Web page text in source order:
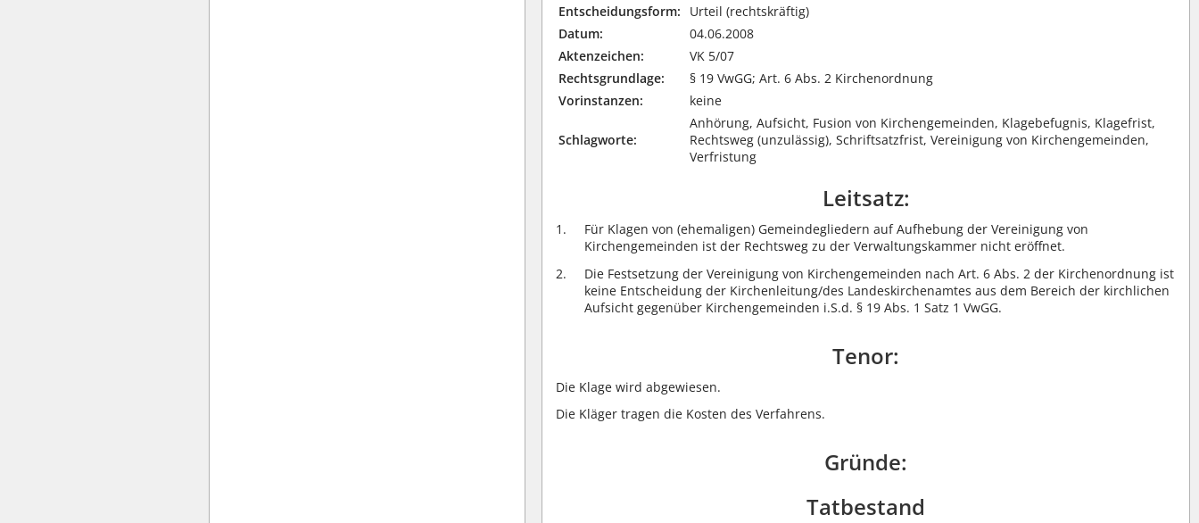
Entscheidungsform:
Urteil (rechtskräftig)
Datum:
04.06.2008
Aktenzeichen:
VK 5/07
Rechtsgrundlage:
§ 19 VwGG; Art. 6 Abs. 2 Kirchenordnung
Vorinstanzen:
keine
Schlagworte:
Anhörung, Aufsicht, Fusion von Kirchengemeinden, Klagebefugnis, Klagefrist,
Rechtsweg (unzulässig), Schriftsatzfrist, Vereinigung von Kirchengemeinden,
Verfristung
Leitsatz:
Für Klagen von (ehemaligen) Gemeindegliedern auf Aufhebung der Vereinigung von
Kirchengemeinden ist der Rechtsweg zu der Verwaltungskammer nicht eröffnet.
Die Festsetzung der Vereinigung von Kirchengemeinden nach Art. 6 Abs. 2 der Kirchenordnung ist
keine Entscheidung der Kirchenleitung/des Landeskirchenamtes aus dem Bereich der kirchlichen
Aufsicht gegenüber Kirchengemeinden i.S.d. § 19 Abs. 1 Satz 1 VwGG.
Tenor:
Die Klage wird abgewiesen.
Die Kläger tragen die Kosten des Verfahrens.
Gründe:
Tatbestand